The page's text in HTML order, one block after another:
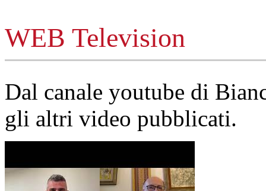
WEB Television
Dal canale youtube di
gli altri video pubblicati.